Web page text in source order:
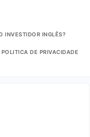
INVESTIDOR INGLÊS?
POLITICA DE PRIVACIDADE